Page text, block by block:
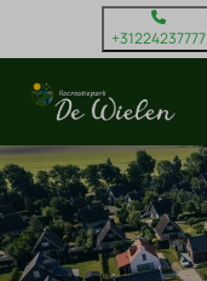
+31224237777